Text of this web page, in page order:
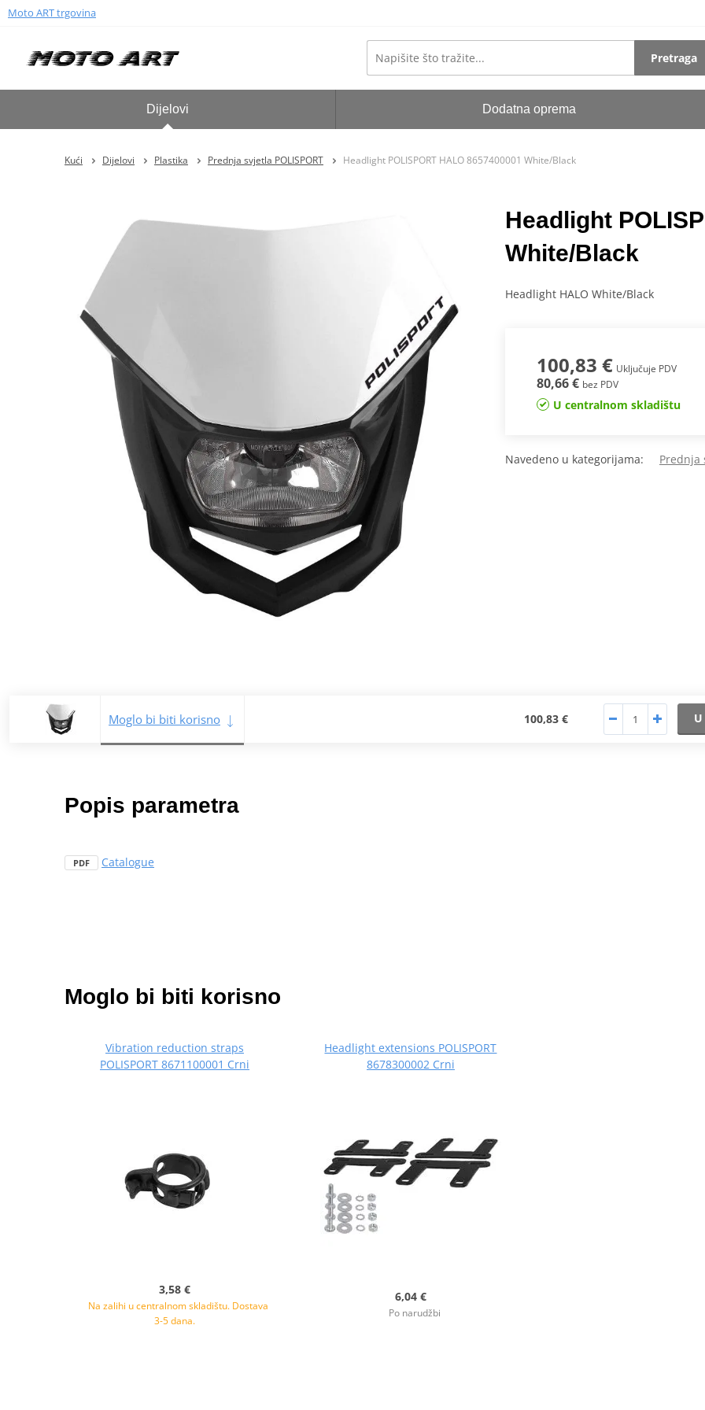
Moto ART trgovina
Pretraga
Dijelovi Dodatna oprema
Kući Dijelovi Plastika Prednja svjetla POLISPORT Headlight POLISPORT HALO 8657400001 White/Black
Headlight
White/Black
Headlight HALO White/Black
100,83 € Uključuje PDV
80,66 € bez PDV
U centralnom skladištu
Navedeno u kategorijama: Prednja
Moglo bi biti korisno 100,83 €
Popis parametra
PDF Catalogue
Moglo bi biti korisno
Vibration reduction straps
POLISPORT 8671100001 Crni
3,58 €
Na zalihi u centralnom skladištu. Dostava
3-5 dana.
Headlight extensions POLISPORT
8678300002 Crni
6,04 €
Po narudžbi